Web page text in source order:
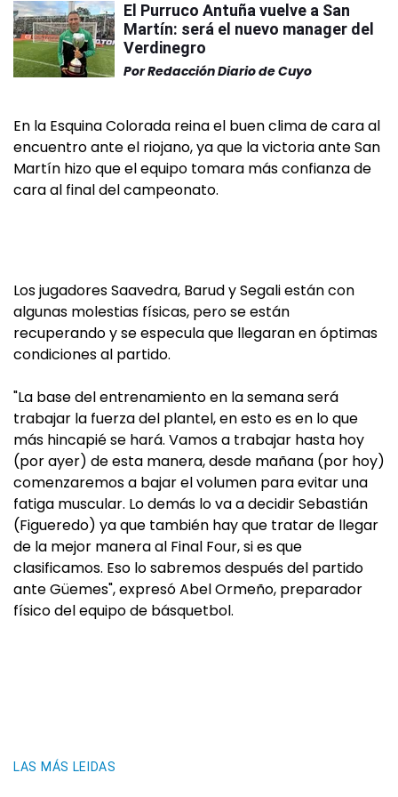
El Purruco Antuña vuelve a San
Martín: será el nuevo manager del
Verdinegro
PorRedacción Diario de Cuyo
En la Esquina Colorada reina el buen clima de cara al
encuentro ante el riojano, ya que la victoria ante San
Martín hizo que el equipo tomara más confianza de
cara al final del campeonato.
Los jugadores Saavedra, Barud y Segali están con
algunas molestias físicas, pero se están
recuperando y se especula que llegaran en óptimas
condiciones al partido.
"La base del entrenamiento en la semana será
trabajar la fuerza del plantel, en esto es en lo que
más hincapié se hará. Vamos a trabajar hasta hoy
(por ayer) de esta manera, desde mañana (por hoy)
comenzaremos a bajar el volumen para evitar una
fatiga muscular. Lo demás lo va a decidir Sebastián
(Figueredo) ya que también hay que tratar de llegar
de la mejor manera al Final Four, si es que
clasificamos. Eso lo sabremos después del partido
ante Güemes", expresó Abel Ormeño, preparador
físico del equipo de básquetbol.
LAS MÁS LEIDAS